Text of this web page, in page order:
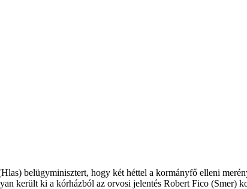
belügyminisztert, hogy két héttel a kormányfő elleni
került ki a kórházból az orvosi jelentés Robert Fico (Smer)